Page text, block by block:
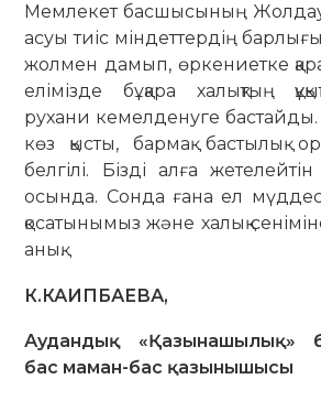
Мемлекет басшысының
асуы тиіс міндеттердің
жолмен дамып, өркениетке
елімізде бұқара халықтың
рухани кемелденуге
көз қысты, бармақ бастылық
белгілі. Бізді алға
осында. Сонда ғана ел
қосатынымыз және халық
анық.
К.КАИПБАЕВА,
Аудандық «Қазынашылық»
бас маман-бас қазынышысы